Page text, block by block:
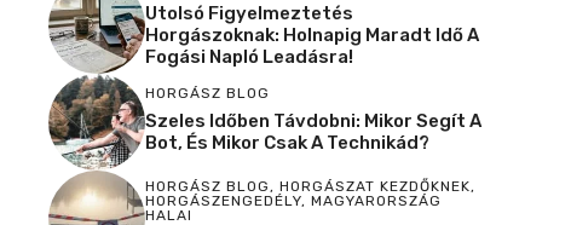
Utolsó Figyelmeztetés
Horgászoknak: Holnapig Maradt Idő A
Fogási Napló Leadásra!
HORGÁSZ BLOG
Szeles Időben Távdobni: Mikor Segít A
Bot, És Mikor Csak A Technikád?
HORGÁSZ BLOG , HORGÁSZAT KEZDŐKNEK,
HORGÁSZENGEDÉLY, MAGYARORSZÁG
HALAI